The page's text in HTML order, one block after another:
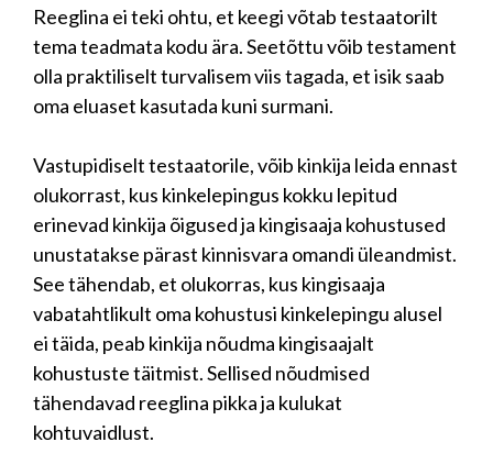
Reeglina ei teki ohtu, et keegi võtab testaatorilt
tema teadmata kodu ära. Seetõttu võib testament
olla praktiliselt turvalisem viis tagada, et isik saab
oma eluaset kasutada kuni surmani.
Vastupidiselt testaatorile, võib kinkija leida ennast
olukorrast, kus kinkelepingus kokku lepitud
erinevad kinkija õigused ja kingisaaja kohustused
unustatakse pärast kinnisvara omandi üleandmist.
See tähendab, et olukorras, kus kingisaaja
vabatahtlikult oma kohustusi kinkelepingu alusel
ei täida, peab kinkija nõudma kingisaajalt
kohustuste täitmist. Sellised nõudmised
tähendavad reeglina pikka ja kulukat
kohtuvaidlust.